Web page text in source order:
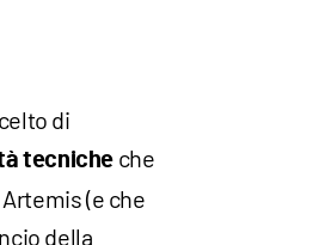
di
tecniche che
(e che
della